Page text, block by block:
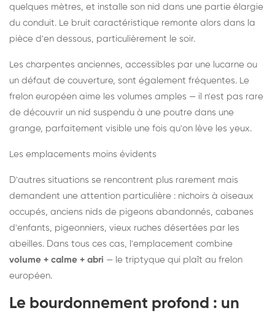
quelques mètres, et installe son nid dans une partie élargie
du conduit. Le bruit caractéristique remonte alors dans la
pièce d'en dessous, particulièrement le soir.
Les charpentes anciennes, accessibles par une lucarne ou
un défaut de couverture, sont également fréquentes. Le
frelon européen aime les volumes amples — il n'est pas rare
de découvrir un nid suspendu à une poutre dans une
grange, parfaitement visible une fois qu'on lève les yeux.
Les emplacements moins évidents
D'autres situations se rencontrent plus rarement mais
demandent une attention particulière : nichoirs à oiseaux
occupés, anciens nids de pigeons abandonnés, cabanes
d'enfants, pigeonniers, vieux ruches désertées par les
abeilles. Dans tous ces cas, l'emplacement combine
volume + calme + abri — le triptyque qui plaît au frelon
européen.
Le bourdonnement profond : un